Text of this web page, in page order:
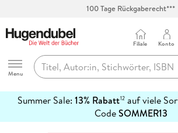
100 Tage Rückgaberecht***
Hugendubel
Menu
Filiale Konto
Summer Sale: 13% Rabatt12auf viele
CodeSOMMER13
erfahren